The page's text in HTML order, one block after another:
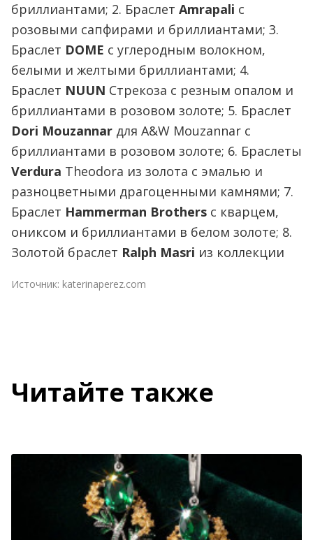
бриллиантами; 2. Браслет Amrapali с
розовыми сапфирами и бриллиантами; 3.
Браслет DOME с углеродным волокном,
белыми и желтыми бриллиантами; 4.
Браслет NUUN Стрекоза с резным опалом и
бриллиантами в розовом золоте; 5. Браслет
Dori Mouzannar для A&W Mouzannar с
бриллиантами в розовом золоте; 6. Браслеты
Verdura Theodora из золота с эмалью и
разноцветными драгоценными камнями; 7.
Браслет Hammerman Brothers с кварцем,
ониксом и бриллиантами в белом золоте; 8.
Золотой браслет Ralph Masri из коллекции
Источник: katerinaperez.com
Читайте также